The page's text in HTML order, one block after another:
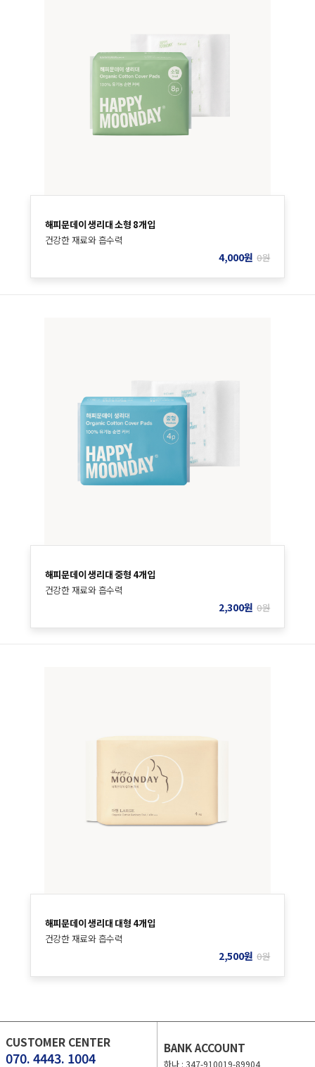
해피문데이 생리대 소형 8개입
건강한 재료와 흡수력
4,000원 0원
해피문데이 생리대 중형 4개입
건강한 재료와 흡수력
2,300원 0원
해피문데이 생리대 대형 4개입
건강한 재료와 흡수력
2,500원 0원
CUSTOMER CENTER
070. 4443. 1004
BANK ACCOUNT
하나 : 347-910019-89904